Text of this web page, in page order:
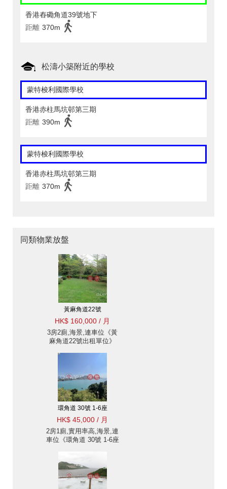
香港舂磡角道39號地下
距離 370m
松濤小築附近的學校
蒙特梭利國際學校
香港赤柱馬坑邨第三期
距離 390m
蒙特梭利國際學校
香港赤柱馬坑邨第三期
距離 370m
同類物業放盤
黃麻角道22號
HK$ 160,000 / 月
3房2廁,海景,連車位《黃
麻角道22號出租單位》
環角道 30號 1-6座
HK$ 45,000 / 月
2房1廁,實用率高,海景,連
車位《環角道 30號 1-6座